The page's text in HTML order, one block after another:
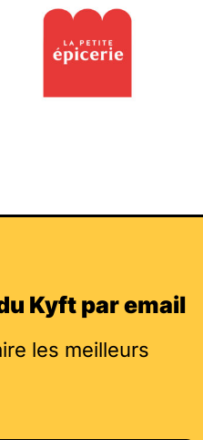
Kyft par email
les meilleurs